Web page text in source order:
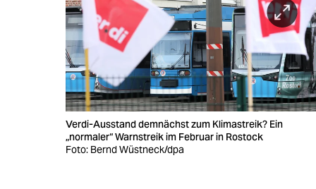
wahrheit
veranstaltungen
Verdi-Ausstand demnächst zum Klimastreik? Ein
„normaler“ Warnstreik im Februar in Rostock
Foto: Bernd Wüstneck/dpa